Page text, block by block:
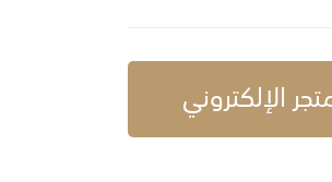
الإلكتروني